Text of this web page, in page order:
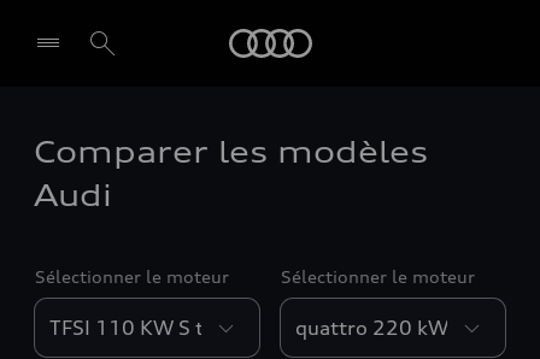
Comparer les modèles
Audi
Sélectionner le moteur Sélectionner le moteur